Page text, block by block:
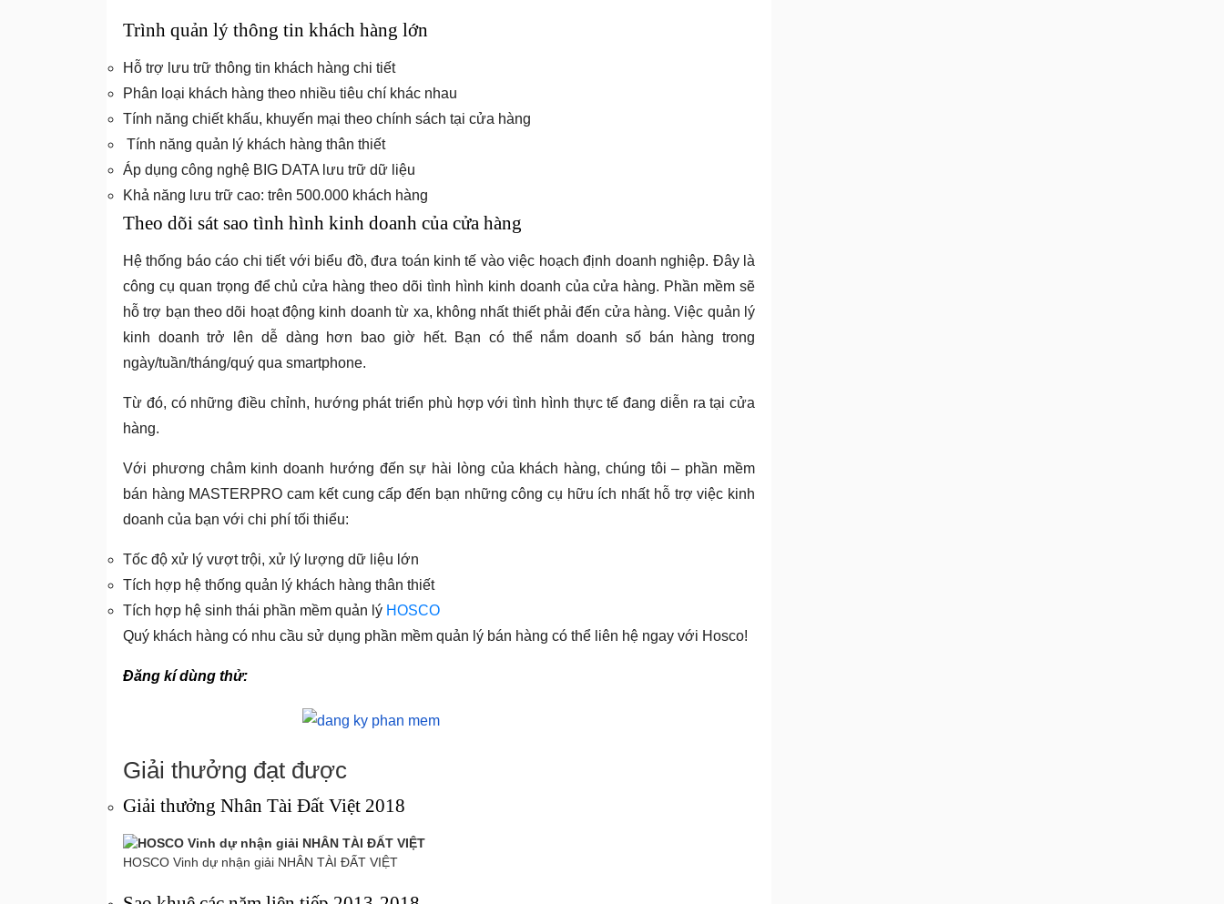
Trình quản lý thông tin khách hàng lớn
Hỗ trợ lưu trữ thông tin khách hàng chi tiết
Phân loại khách hàng theo nhiều tiêu chí khác nhau
Tính năng chiết khấu, khuyến mại theo chính sách tại cửa hàng
Tính năng quản lý khách hàng thân thiết
Áp dụng công nghệ BIG DATA lưu trữ dữ liệu
Khả năng lưu trữ cao: trên 500.000 khách hàng
Theo dõi sát sao tình hình kinh doanh của cửa hàng
Hệ thống báo cáo chi tiết với biểu đồ, đưa toán kinh tế vào việc hoạch định doanh nghiệp. Đây là
công cụ quan trọng để chủ cửa hàng theo dõi tình hình kinh doanh của cửa hàng. Phần mềm sẽ
hỗ trợ bạn theo dõi hoạt động kinh doanh từ xa, không nhất thiết phải đến cửa hàng. Việc quản lý
kinh doanh trở lên dễ dàng hơn bao giờ hết. Bạn có thể nắm doanh số bán hàng trong
ngày/tuần/tháng/quý qua smartphone.
Từ đó, có những điều chỉnh, hướng phát triển phù hợp với tình hình thực tế đang diễn ra tại cửa
hàng.
Với phương châm kinh doanh hướng đến sự hài lòng của khách hàng, chúng tôi – phần mềm
bán hàng MASTERPRO cam kết cung cấp đến bạn những công cụ hữu ích nhất hỗ trợ việc kinh
doanh của bạn với chi phí tối thiểu:
Tốc độ xử lý vượt trội, xử lý lượng dữ liệu lớn
Tích hợp hệ thống quản lý khách hàng thân thiết
Tích hợp hệ sinh thái phần mềm quản lý HOSCO
Quý khách hàng có nhu cầu sử dụng phần mềm quản lý bán hàng có thể liên hệ ngay với Hosco!
Đăng kí dùng thử:
Giải thưởng đạt được
Giải thưởng Nhân Tài Đất Việt 2018
HOSCO Vinh dự nhận giải NHÂN TÀI ĐẤT VIỆT